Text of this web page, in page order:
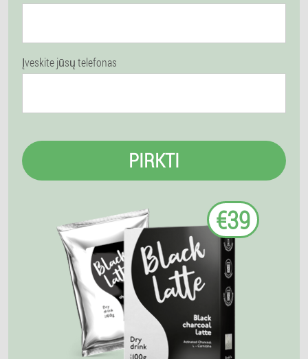
Įveskite jūsų telefonas
PIRKTI
€39